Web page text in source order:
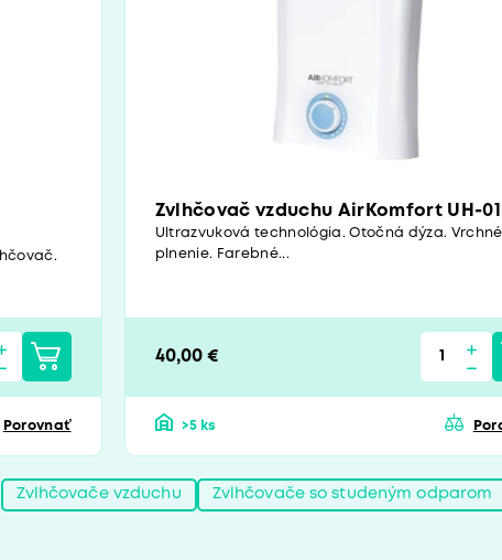
Porovnať
Zvlhčovač vzduchu AirKomfort UH-01
Ultrazvuková technológia. Otočná dýza. Vrchné
plnenie. Farebné...
40,00 €
>5 ks
Zvlhčovače vzduchu Zvlhčovače so studeným odparom